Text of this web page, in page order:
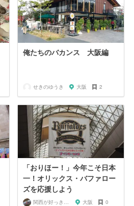
俺たちのバカンス 大阪編
せきのゆうき 大阪 2
「おりほー！」今年こそ日本
一！オリックス・バファロー
ズを応援しよう
関西が好っきゃねん 大阪 0